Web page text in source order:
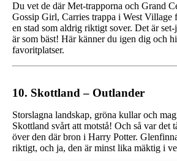
Du vet de där Met‑trapporna och Grand
Gossip Girl, Carries trappa i West Village
en stad som aldrig riktigt sover. Det är
är som bäst! Här känner du igen dig och
favoritplatser.
10. Skottland – Outlander
Storslagna landskap, gröna kullar och
Skottland svårt att motstå! Och så var det
över den där bron i Harry Potter.
riktigt, och ja, den är minst lika mäktig i